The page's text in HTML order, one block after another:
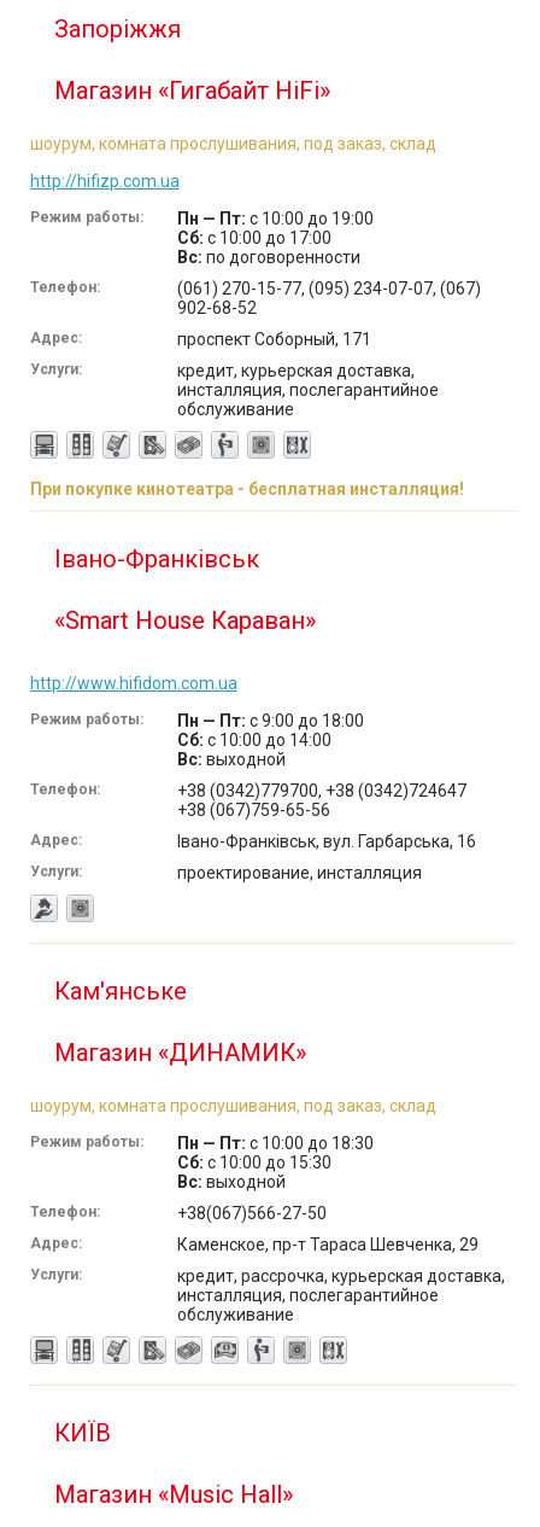
Запоріжжя
Магазин «Гигабайт HiFi»
шоурум, комната прослушивания, под заказ, склад
http://hifizp.com.ua
Режим работы: Пн — Пт: с 10:00 до 19:00
Сб: с 10:00 до 17:00
Вс: по договоренности
Телефон:
(061) 270-15-77, (095) 234-07-07, (067)
902-68-52
Адрес: проспект Соборный, 171
Услуги:
кредит, курьерская доставка,
инсталляция, послегарантийное
обслуживание
При покупке кинотеатра - бесплатная инсталляция!
Івано-Франківськ
«Smart House Караван»
http://www.hifidom.com.ua
Режим работы: Пн — Пт: с 9:00 до 18:00
Сб: с 10:00 до 14:00
Вс: выходной
Телефон:
+38 (0342)779700, +38 (0342)724647
+38 (067)759-65-56
Адрес: Івано-Франківськ, вул. Гарбарська, 16
Услуги: проектирование, инсталляция
Кам'янське
Магазин «ДИНАМИК»
шоурум, комната прослушивания, под заказ, склад
Режим работы: Пн — Пт: с 10:00 до 18:30
Сб: с 10:00 до 15:30
Вс: выходной
Телефон: +38(067)566-27-50
Адрес: Каменское, пр-т Тараса Шевченка, 29
Услуги:
кредит, рассрочка, курьерская доставка,
инсталляция, послегарантийное
обслуживание
КИЇВ
Магазин «Music Hall»